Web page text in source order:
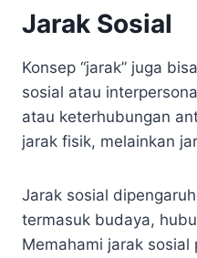
Jarak Sosial
Konsep “jarak” juga
sosial atau
atau keterhubungan
jarak fisik, melainkan
Jarak sosial
termasuk budaya,
Memahami jarak sosial